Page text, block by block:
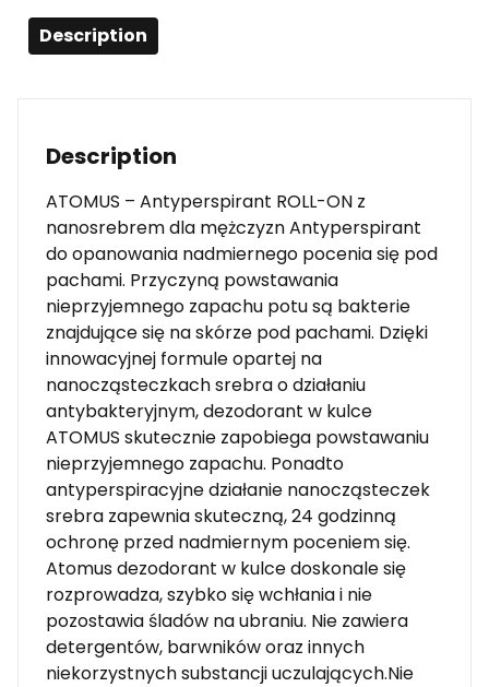
Description
Description
ATOMUS – Antyperspirant ROLL-ON z
nanosrebrem dla mężczyzn Antyperspirant
do opanowania nadmiernego pocenia się pod
pachami. Przyczyną powstawania
nieprzyjemnego zapachu potu są bakterie
znajdujące się na skórze pod pachami. Dzięki
innowacyjnej formule opartej na
nanocząsteczkach srebra o działaniu
antybakteryjnym, dezodorant w kulce
ATOMUS skutecznie zapobiega powstawaniu
nieprzyjemnego zapachu. Ponadto
antyperspiracyjne działanie nanocząsteczek
srebra zapewnia skuteczną, 24 godzinną
ochronę przed nadmiernym poceniem się.
Atomus dezodorant w kulce doskonale się
rozprowadza, szybko się wchłania i nie
pozostawia śladów na ubraniu. Nie zawiera
detergentów, barwników oraz innych
niekorzystnych substancji uczulających.Nie